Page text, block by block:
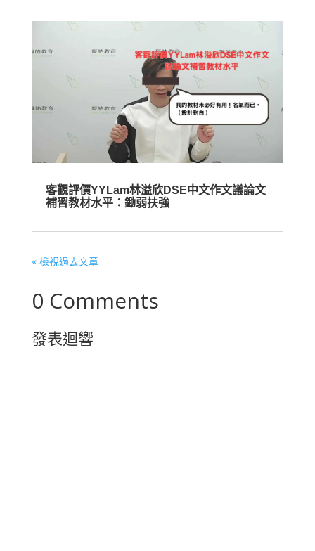
客觀評價YYLam林溢欣DSE中文作文議論文
補習教材水平：鋤弱扶強
« 檢視過去文章
0 Comments
發表迴響